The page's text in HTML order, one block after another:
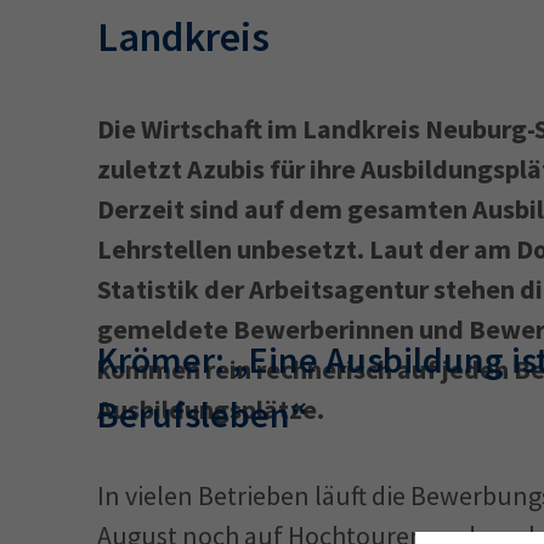
Landkreis
Die Wirtschaft im Landkreis
zuletzt Azubis für ihre
Derzeit sind auf dem gesamten
Lehrstellen unbesetzt. Laut der am
Statistik der Arbeitsagentur stehen
gemeldete Bewerberinnen und
kommen rein rechnerisch auf jeden
Ausbildungsplätze.
Krömer: „Eine Ausbildung
Berufsleben“
In vielen Betrieben läuft die
August noch auf Hochtouren und